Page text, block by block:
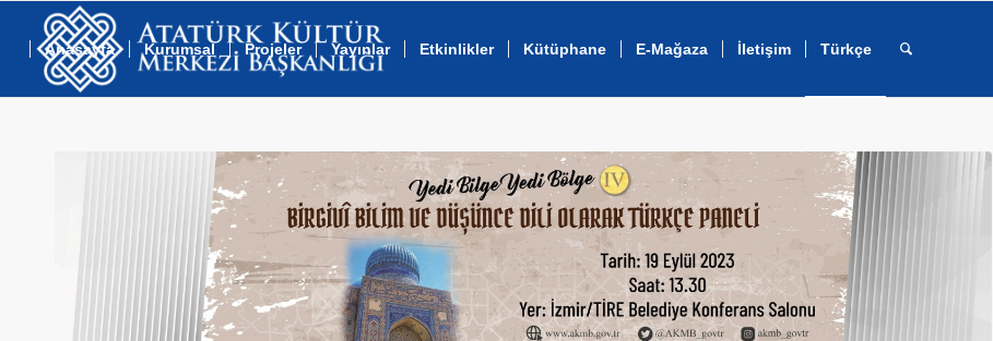
Anasayfa Kurumsal Projeler Yayınlar Etkinlikler Kütüphane E-Mağaza İletişim Türkçe